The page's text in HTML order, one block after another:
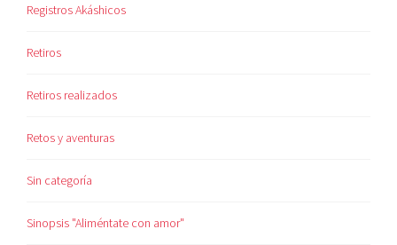
Registros Akáshicos
Retiros
Retiros realizados
Retos y aventuras
Sin categoría
Sinopsis "Aliméntate con amor"